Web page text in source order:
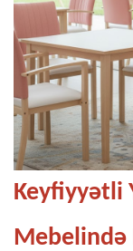
Keyfiyyətli
Mebelində